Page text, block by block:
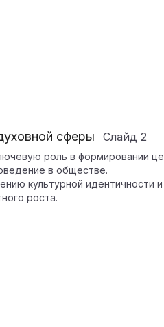
сферы Слайд 2
роль в формировании
в обществе.
культурной идентичности
роста.